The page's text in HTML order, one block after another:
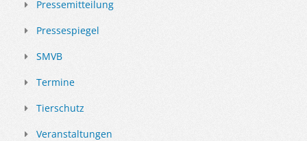
Pressemitteilung
Pressespiegel
SMVB
Termine
Tierschutz
Veranstaltungen